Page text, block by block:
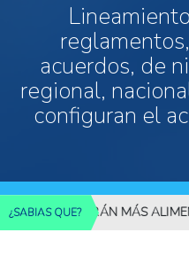
acuerdos, de
regional,
configuran el
¿SABIAS QUE?
REQUERIRÁN MÁS